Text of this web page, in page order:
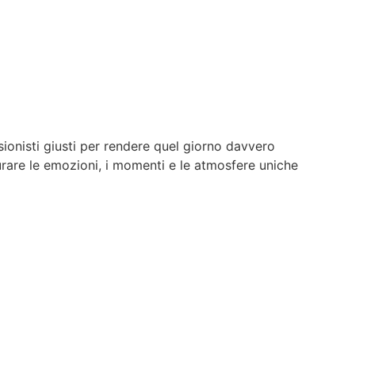
giusti per rendere quel giorno davvero
le emozioni, i momenti e le atmosfere uniche